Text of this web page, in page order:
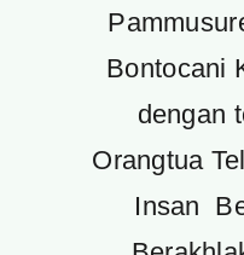
Bontocani
dengan
Orangtua
Insan